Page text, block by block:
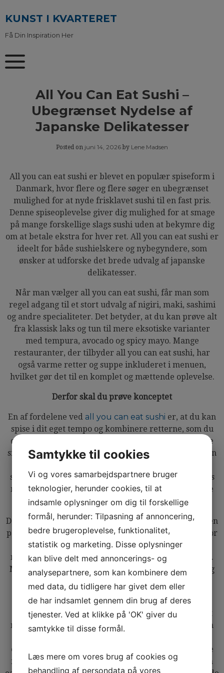
to
content
KUNST I KVARTERET
Få Din Inspiration Her
All You Can Eat Sushi –
Ubegrænset Nydelse af
Japanske Delikatesser
Posted on juni 14, 2026 by Lene Madsen
All you can eat sushi er blevet en populær spiseform i
Danmark, hvor flere og flere søger en ubegrænset
mulighed for at nyde frisklavet sushi til en fast pris.
Denne spiseoplevelse giver dig mulighed for at smage
på mange forskellige slags sushi uden at bekymre dig
om at betale ekstra for hver ret. All you can eat sushi er
ideelt for både sushielskere og nybegyndere, som
ønsker at udforske det brede udvalg af japanske
delikatesser.
Når man vælger all you can eat sushi, får man som
regel adgang til et stort udvalg af nigiri, maki, sashimi
og andre specialiteter. Det betyder, at du kan prøve alt
fra klassisk laks og tun til mere eksotiske varianter
med tempura, avocado og spicy mayo. Mange
restauranter, der tilbyder all you can eat sushi, har
også varme retter og suppe inkluderet i menuen,
hvilket gør det til en komplet og mættende oplevelse.
Derfor skal du prøve konceptet
En af fordelene ved all you can eat sushi er, at du kan
spise i dit eget tempo og kombinere retterne, som du
ønsker. Det er en social oplevelse, hvor man kan dele
smagsoplevelser og prøve nye kombinationer sammen
sushi ofte en økonomisk fordelagtig løsning, især hvis
man har stor appetit eller ønsker at smage på mange
forskellige retter.
Det er dog vigtigt at være opmærksom på, at kvaliteten
på all you can eat sushi kan variere fra sted til sted. For
at få den bedste oplevelse bør man vælge en
restaurant, der prioriterer friskhed og gode råvarer.
Mange steder tilbyder også en hyggelig atmosfære og
autentisk japansk indretning, som bidrager til den
samlede oplevelse.
Alt i alt er all you can eat sushi en fantastisk måde at
nyde japansk mad på, uden at skulle bekymre sig om
eksperimentere med forskellige smage og finde dine
favoritter. Hvis du endnu ikke har prøvet all you can
Samtykke til cookies
Vi og vores samarbejdspartnere bruger
teknologier, herunder cookies, til at
indsamle oplysninger om dig til forskellige
formål, herunder: Tilpasning af annoncering,
bedre brugeroplevelse, funktionalitet,
statistik og marketing. Disse oplysninger
kan blive delt med annoncerings- og
analysepartnere, som kan kombinere dem
med data, du tidligere har givet dem eller
de har indsamlet gennem din brug af deres
tjenester. Ved at klikke på 'OK' giver du
samtykke til disse formål.
Læs mere om vores brug af cookies og
behandling af persondata på vores